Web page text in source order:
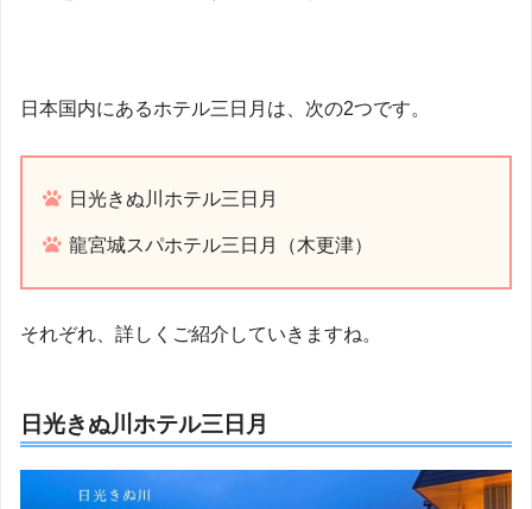
日本国内にあるホテル三日月は、次の2つです。
日光きぬ川ホテル三日月
龍宮城スパホテル三日月（木更津）
それぞれ、詳しくご紹介していきますね。
日光きぬ川ホテル三日月